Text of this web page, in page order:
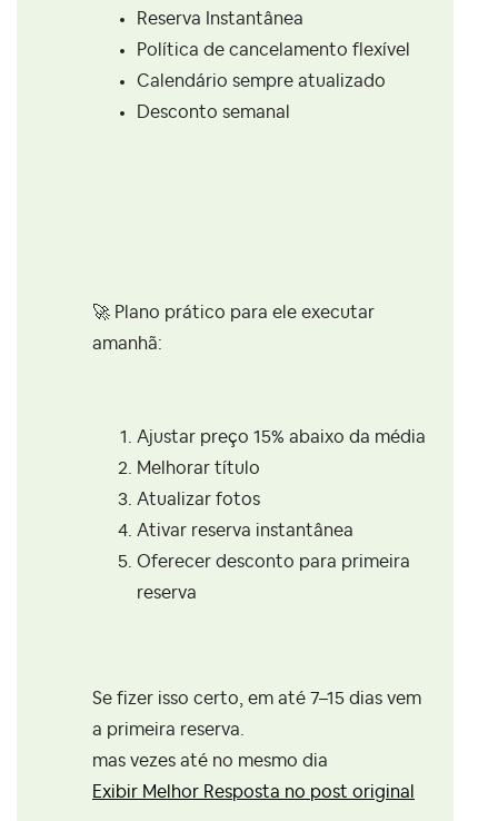
Reserva Instantânea
Política de cancelamento flexível
Calendário sempre atualizado
Desconto semanal
🚀 Plano prático para ele executar
amanhã:
Ajustar preço 15% abaixo da média
Melhorar título
Atualizar fotos
Ativar reserva instantânea
Oferecer desconto para primeira
reserva
Se fizer isso certo, em até 7–15 dias vem
a primeira reserva.
mas vezes até no mesmo dia
Exibir Melhor Resposta no post original